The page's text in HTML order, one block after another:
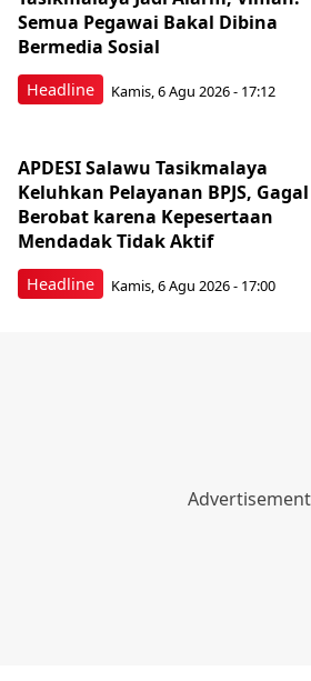
Headline
Semua Pegawai Bakal Dibina
Bermedia Sosial
Kamis, 6 Agu 2026 - 17:12
Headline
APDESI Salawu Tasikmalaya
Keluhkan Pelayanan BPJS, Gagal
Berobat karena Kepesertaan
Mendadak Tidak Aktif
Kamis, 6 Agu 2026 - 17:00